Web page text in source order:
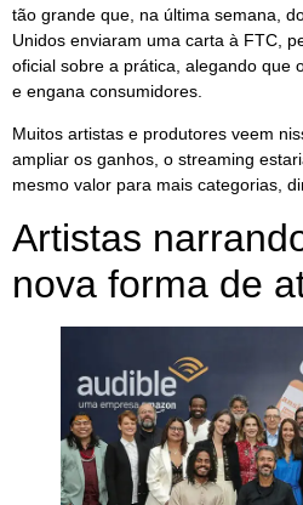
tão grande que, na última semana,
Unidos enviaram uma carta à FTC,
oficial sobre a prática, alegando que
e engana consumidores.
Muitos artistas e produtores veem
ampliar os ganhos, o streaming
mesmo valor para mais categorias,
Artistas
nova forma de